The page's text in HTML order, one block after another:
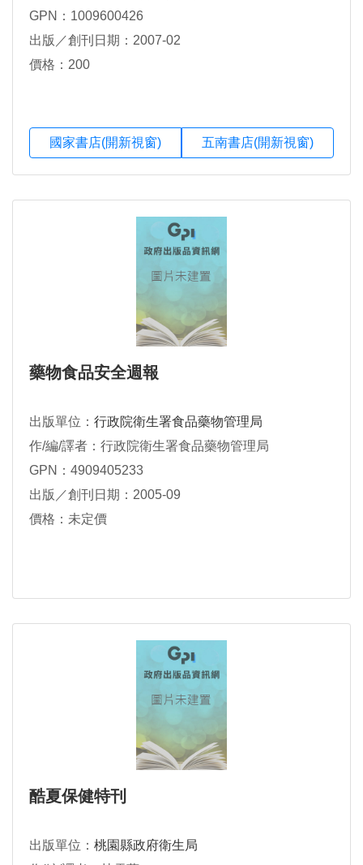
GPN：1009600426
出版／創刊日期：2007-02
價格：200
國家書店(開新視窗) 五南書店(開新視窗)
藥物食品安全週報
出版單位： 行政院衛生署食品藥物管理局
作/編/譯者：行政院衛生署食品藥物管理局
GPN：4909405233
出版／創刊日期：2005-09
價格：未定價
酷夏保健特刊
出版單位： 桃園縣政府衛生局